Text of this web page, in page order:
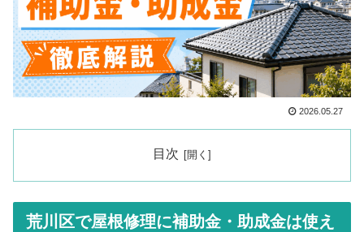
2026.05.27
目次
荒川区で屋根修理に補助金・助成金は使え